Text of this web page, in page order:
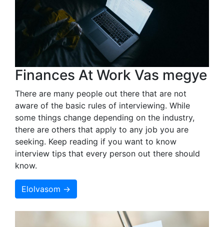
Finances At Work Vas megye
There are many people out there that are not
aware of the basic rules of interviewing. While
some things change depending on the industry,
there are others that apply to any job you are
seeking. Keep reading if you want to know
interview tips that every person out there should
know.
Elolvasom →